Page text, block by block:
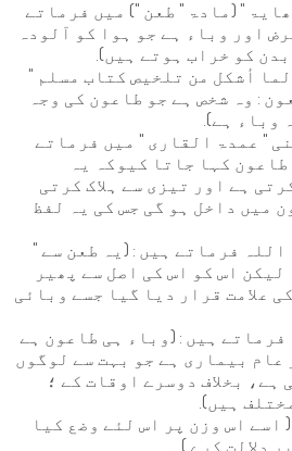
" (مادۃ " طعن ") میں فرماتے
اور وباء ہے جو ہوا کو آلودہ
کو خراب ہوتے ہیں).
أشکل من تلخیص کتاب مسلم "
: وہ شخص ہے جو طاعون کی وجہ
وباء ہے).
" عمدۃ القاری " میں فرماتے
کہا جاتا کیوکہ یہ
ہے اور تیزی سے ہلاک کرتی
میں داخل ہو گی جس کی یہ لفظ
فرماتے ہیں : (یہ طعن سے "
اس کو اس کی اصل سے پھیر
علامت قرار دیا گیا جسے وبائی
ہیں : (وباء ہی طاعون ہے
عام بیماری ہے جو بہت سے لوگوں
ہے، بخلاف دوسرے اوقات کے ؛
ہیں).
اسے اس وزن پر اس لئے وضع کیا
دلالت کرے ) ۔